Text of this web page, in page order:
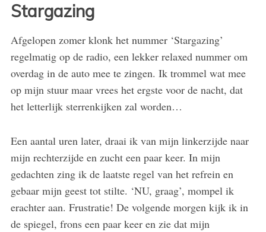
Stargazing
Afgelopen zomer klonk het nummer ‘Stargazing’
regelmatig op de radio, een lekker relaxed nummer om
overdag in de auto mee te zingen. Ik trommel wat mee
op mijn stuur maar vrees het ergste voor de nacht, dat
het letterlijk sterrenkijken zal worden…
Een aantal uren later, draai ik van mijn linkerzijde naar
mijn rechterzijde en zucht een paar keer. In mijn
gedachten zing ik de laatste regel van het refrein en
gebaar mijn geest tot stilte. ‘NU, graag’, mompel ik
erachter aan. Frustratie! De volgende morgen kijk ik in
de spiegel, frons een paar keer en zie dat mijn